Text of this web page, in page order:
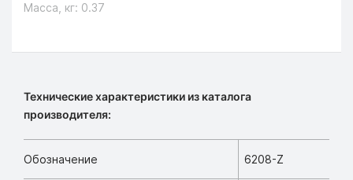
Масса, кг: 0.37
Технические характеристики из каталога
производителя:
Обозначение 6208-Z